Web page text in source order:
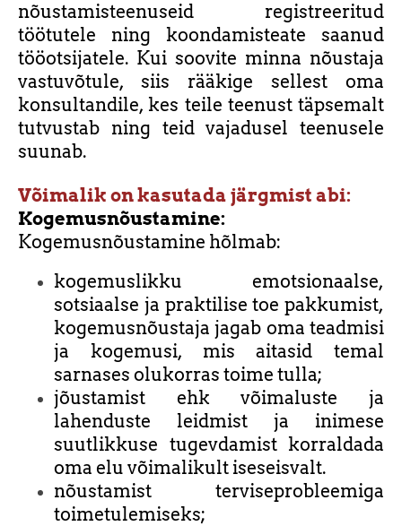
nõustamisteenuseid registreeritud
töötutele ning koondamisteate saanud
tööotsijatele. Kui soovite minna nõustaja
vastuvõtule, siis rääkige sellest oma
konsultandile, kes teile teenust täpsemalt
tutvustab ning teid vajadusel teenusele
suunab.
Võimalik on kasutada järgmist abi:
Kogemusnõustamine:
Kogemusnõustamine hõlmab:
kogemuslikku emotsionaalse,
sotsiaalse ja praktilise toe pakkumist,
kogemusnõustaja jagab oma teadmisi
ja kogemusi, mis aitasid temal
sarnases olukorras toime tulla;
jõustamist ehk võimaluste ja
lahenduste leidmist ja inimese
suutlikkuse tugevdamist korraldada
oma elu võimalikult iseseisvalt.
nõustamist terviseprobleemiga
toimetulemiseks;